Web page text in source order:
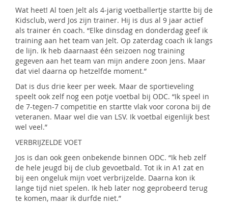
Wat heet! Al toen Jelt als 4-jarig voetballertje startte bij de
Kidsclub, werd Jos zijn trainer. Hij is dus al 9 jaar actief
als trainer én coach. “Elke dinsdag en donderdag geef ik
training aan het team van Jelt. Op zaterdag coach ik langs
de lijn. Ik heb daarnaast één seizoen nog training
gegeven aan het team van mijn andere zoon Jens. Maar
dat viel daarna op hetzelfde moment.”
Dat is dus drie keer per week. Maar de sportieveling
speelt ook zelf nog een potje voetbal bij ODC. “Ik speel in
de 7-tegen-7 competitie en startte vlak voor corona bij de
veteranen. Maar wel die van LSV. Ik voetbal eigenlijk best
wel veel.”
VERBRIJZELDE VOET
Jos is dan ook geen onbekende binnen ODC. “Ik heb zelf
de hele jeugd bij de club gevoetbald. Tot ik in A1 zat en
bij een ongeluk mijn voet verbrijzelde. Daarna kon ik
lange tijd niet spelen. Ik heb later nog geprobeerd terug
te komen, maar ik durfde niet.”